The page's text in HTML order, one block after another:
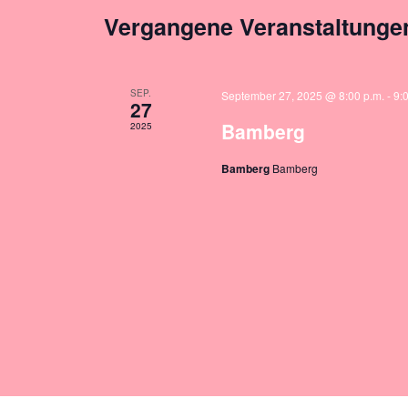
Vergangene
SEP.
27
2025
September 27, 2025 @ 8:00 p.m. -
Bamberg
Bamberg Bamberg